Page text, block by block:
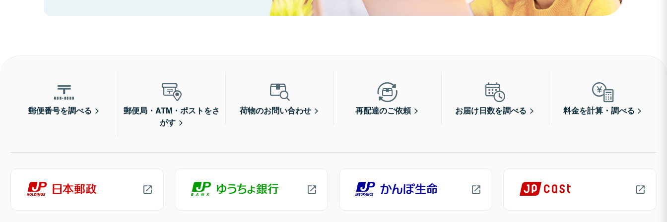
郵便番号を調べる
郵便局・ATM・ポストをさ
がす
荷物のお問い合わせ 再配達のご依頼 お届け日数を調べる 料金を計算・調べる